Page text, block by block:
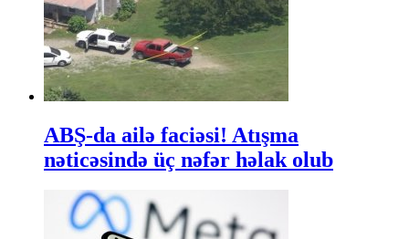
ABŞ-da ailə faciəsi! Atışma
nəticəsində üç nəfər həlak olub